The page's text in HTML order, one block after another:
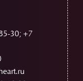
30; +7